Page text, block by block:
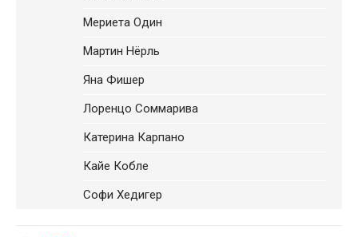
Мериета Один
Мартин Нёрль
Яна Фишер
Лоренцо Соммарива
Катерина Карпано
Кайе Кобле
Софи Хедигер